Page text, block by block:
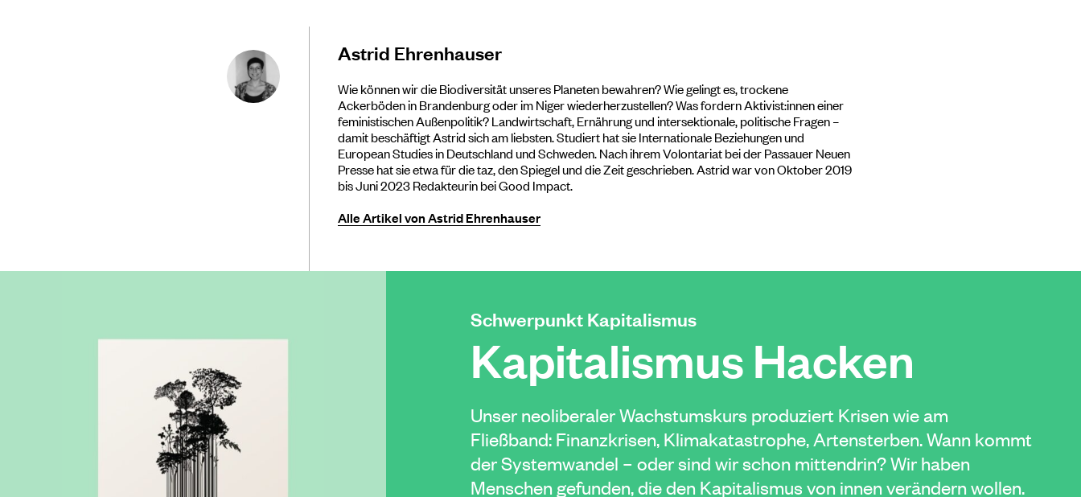
Astrid Ehrenhauser
Wie können wir die Biodiversität unseres Planeten bewahren? Wie gelingt es, trockene
Ackerböden in Brandenburg oder im Niger wiederherzustellen? Was fordern Aktivist:innen einer
feministischen Außenpolitik? Landwirtschaft, Ernährung und intersektionale, politische Fragen –
damit beschäftigt Astrid sich am liebsten. Studiert hat sie Internationale Beziehungen und
European Studies in Deutschland und Schweden. Nach ihrem Volontariat bei der Passauer Neuen
Presse hat sie etwa für die taz, den Spiegel und die Zeit geschrieben. Astrid war von Oktober 2019
bis Juni 2023 Redakteurin bei Good Impact.
Alle Artikel von Astrid Ehrenhauser
Schwerpunkt Kapitalismus
Kapitalismus Hacken
Unser neoliberaler Wachstumskurs produziert Krisen wie am
Fließband: Finanzkrisen, Klimakatastrophe, Artensterben. Wann kommt
der Systemwandel – oder sind wir schon mittendrin? Wir haben
Menschen gefunden, die den Kapitalismus von innen verändern wollen.